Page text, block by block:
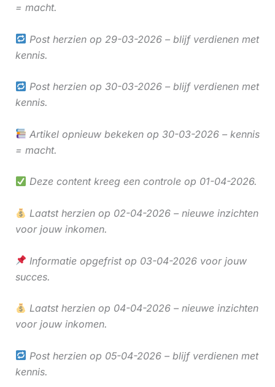
= macht.
Post herzien op 29-03-2026 – blijf verdienen met
kennis.
Post herzien op 30-03-2026 – blijf verdienen met
kennis.
Artikel opnieuw bekeken op 30-03-2026 – kennis
= macht.
Deze content kreeg een controle op 01-04-2026.
Laatst herzien op 02-04-2026 – nieuwe inzichten
voor jouw inkomen.
Informatie opgefrist op 03-04-2026 voor jouw
succes.
Laatst herzien op 04-04-2026 – nieuwe inzichten
voor jouw inkomen.
Post herzien op 05-04-2026 – blijf verdienen met
kennis.